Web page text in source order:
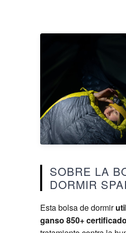
SOBRE LA
DORMIR
Esta bolsa de dormir
ganso 850+ certificado